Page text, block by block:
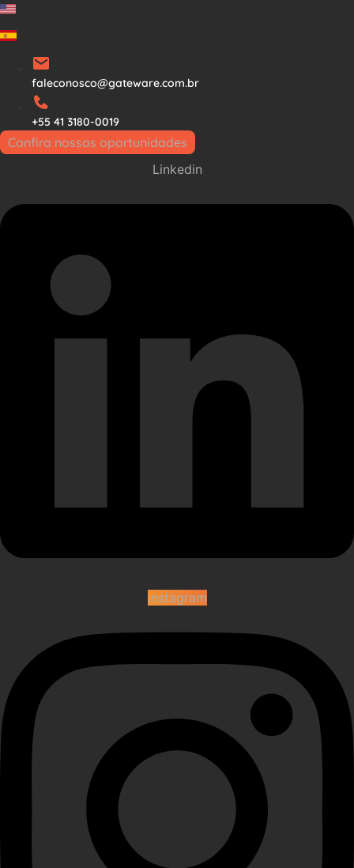
Ir
para
conteúdo
faleconosco@gateware.com.br
+55 41 3180-0019
Confira nossas oportunidades
Linkedin
Instagram